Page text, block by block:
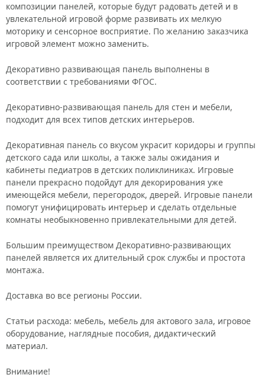
композиции панелей, которые будут радовать детей и в
увлекательной игровой форме развивать их мелкую
моторику и сенсорное восприятие. По желанию заказчика
игровой элемент можно заменить.
Декоративно развивающая панель выполнены в
соответствии с требованиями ФГОС.
Декоративно-развивающая панель для стен и мебели,
подходит для всех типов детских интерьеров.
Декоративная панель со вкусом украсит коридоры и группы
детского сада или школы, а также залы ожидания и
кабинеты педиатров в детских поликлиниках. Игровые
панели прекрасно подойдут для декорирования уже
имеющейся мебели, перегородок, дверей. Игровые панели
помогут унифицировать интерьер и сделать отдельные
комнаты необыкновенно привлекательными для детей.
Большим преимуществом Декоративно-развивающих
панелей является их длительный срок службы и простота
монтажа.
Доставка во все регионы России.
Статьи расхода: мебель, мебель для актового зала, игровое
оборудование, наглядные пособия, дидактический
материал.
Внимание!